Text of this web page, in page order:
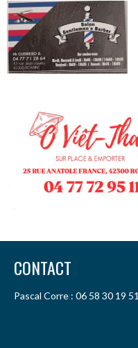
CONTACT
Pascal Corre : 06 58 30 19 51